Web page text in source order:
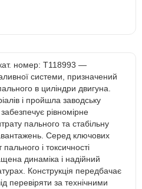
номер: T118993 —
системи, призначений
в циліндри двигуна.
і пройшла заводську
рівномірне
пального та стабільну
Серед ключових
і токсичності
динаміка і надійний
Конструкція передбачає
перевіряти за технічними